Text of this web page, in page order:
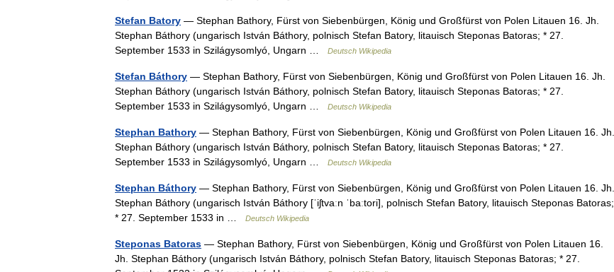
Stefan Batory — Stephan Bathory, Fürst von Siebenbürgen, König und Großfürst von Polen Litauen 16. Jh.
Stephan Báthory (ungarisch István Báthory, polnisch Stefan Batory, litauisch Steponas Batoras; * 27.
September 1533 in Szilágysomlyó, Ungarn …
Deutsch Wikipedia
Stefan Báthory — Stephan Bathory, Fürst von Siebenbürgen, König und Großfürst von Polen Litauen 16. Jh.
Stephan Báthory (ungarisch István Báthory, polnisch Stefan Batory, litauisch Steponas Batoras; * 27.
September 1533 in Szilágysomlyó, Ungarn …
Deutsch Wikipedia
Stephan Bathory — Stephan Bathory, Fürst von Siebenbürgen, König und Großfürst von Polen Litauen 16. Jh.
Stephan Báthory (ungarisch István Báthory, polnisch Stefan Batory, litauisch Steponas Batoras; * 27.
September 1533 in Szilágysomlyó, Ungarn …
Deutsch Wikipedia
Stephan Báthory — Stephan Bathory, Fürst von Siebenbürgen, König und Großfürst von Polen Litauen 16. Jh.
Stephan Báthory (ungarisch István Báthory [ˈiʃtvaːn ˈbaːtori], polnisch Stefan Batory, litauisch Steponas Batoras;
* 27. September 1533 in …
Deutsch Wikipedia
Steponas Batoras — Stephan Bathory, Fürst von Siebenbürgen, König und Großfürst von Polen Litauen 16.
Jh. Stephan Báthory (ungarisch István Báthory, polnisch Stefan Batory, litauisch Steponas Batoras; * 27.